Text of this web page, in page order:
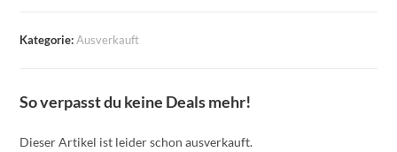
Kategorie:Ausverkauft
So verpasst du keine Deals mehr!
Dieser Artikel ist leider schon ausverkauft.